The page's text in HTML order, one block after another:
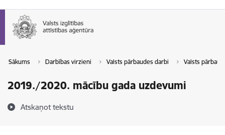
Sākums Darbības virzieni Valsts pārbaudes darbi Valsts
2019./2020. mācību gada uzdevumi
Atskaņot tekstu